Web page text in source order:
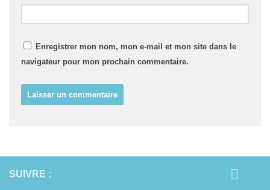
Enregistrer mon nom, mon e-mail et mon site dans le
navigateur pour mon prochain commentaire.
SUIVRE :